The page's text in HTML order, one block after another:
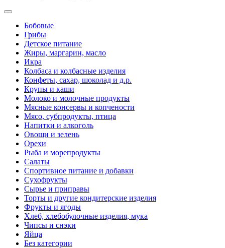
Бобовые
Грибы
Детское питание
Жиры, маргарин, масло
Икра
Колбаса и колбасные изделия
Конфеты, сахар, шоколад и д.р.
Крупы и каши
Молоко и молочные продукты
Мясные консервы и копчености
Мясо, субпродукты, птица
Напитки и алкоголь
Овощи и зелень
Орехи
Рыба и морепродукты
Салаты
Спортивное питание и добавки
Сухофрукты
Сырье и приправы
Торты и другие кондитерские изделия
Фрукты и ягоды
Хлеб, хлебобулочные изделия, мука
Чипсы и снэки
Яйца
Без категории